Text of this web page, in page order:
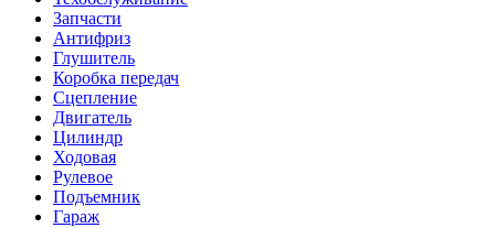
Запчасти
Антифриз
Глушитель
Коробка передач
Сцепление
Двигатель
Цилиндр
Ходовая
Рулевое
Подъемник
Гараж